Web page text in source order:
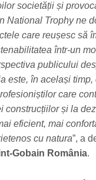
societății și
National Trophy ne
care reușesc să
într-un
publicului
este, în același timp,
care
construcțiilor și la
eficient, mai
cu natura”, a
Gobain România.